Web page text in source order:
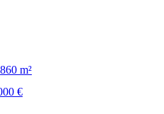
860 m²
€